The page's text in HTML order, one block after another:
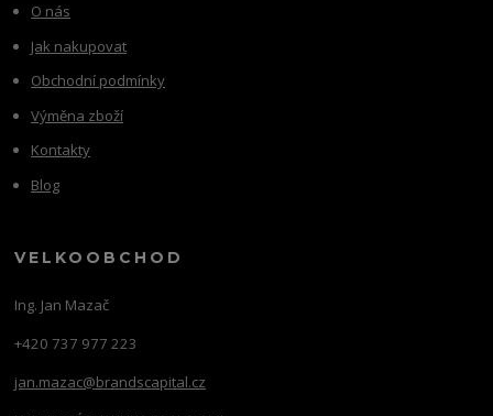
O nás
Jak nakupovat
Obchodní podmínky
Výměna zboží
Kontakty
Blog
VELKOOBCHOD
Ing. Jan Mazač
+420 737 977 223
jan.mazac@brandscapital.cz